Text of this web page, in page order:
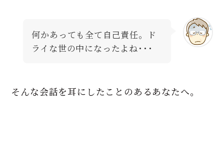
何かあっても全て自己責任。ド
ライな世の中になったよね･･･
そんな会話を耳にしたことのあるあなたへ。